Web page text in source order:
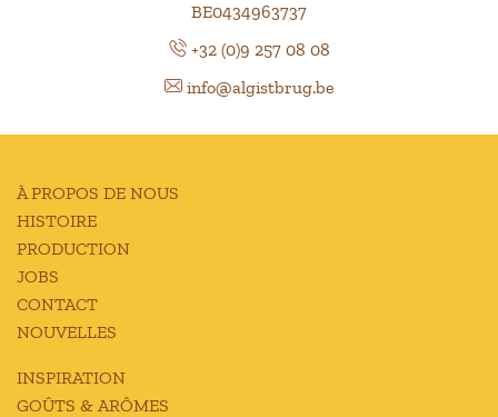
BE0434963737
+32 (0)9 257 08 08
info@algistbrug.be
À PROPOS DE NOUS
HISTOIRE
PRODUCTION
JOBS
CONTACT
NOUVELLES
INSPIRATION
GOÛTS & ARÔMES